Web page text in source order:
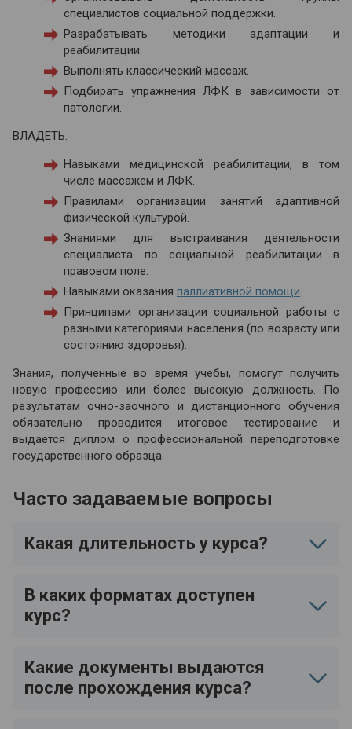
специалистов социальной поддержки.
Разрабатывать методики адаптации и
реабилитации.
Выполнять классический массаж.
Подбирать упражнения ЛФК в зависимости от
патологии.
ВЛАДЕТЬ:
Навыками медицинской реабилитации, в том
числе массажем и ЛФК.
Правилами организации занятий адаптивной
физической культурой.
Знаниями для выстраивания деятельности
специалиста по социальной реабилитации в
правовом поле.
Навыками оказания паллиативной помощи.
Принципами организации социальной работы с
разными категориями населения (по возрасту или
состоянию здоровья).
Знания, полученные во время учебы, помогут получить
новую профессию или более высокую должность. По
результатам очно-заочного и дистанционного обучения
обязательно проводится итоговое тестирование и
выдается диплом о профессиональной переподготовке
государственного образца.
Часто задаваемые вопросы
Какая длительность у курса?
В каких форматах доступен
курс?
Какие документы выдаются
после прохождения курса?